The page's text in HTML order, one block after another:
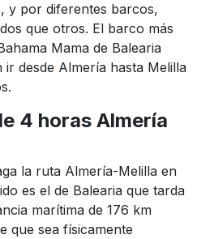
y por diferentes barcos,
que otros. El barco más
Mama de Balearia
desde Almería hasta Melilla
4 horas Almería
la ruta Almería-Melilla en
es el de Balearia que tarda
marítima de 176 km
que sea físicamente